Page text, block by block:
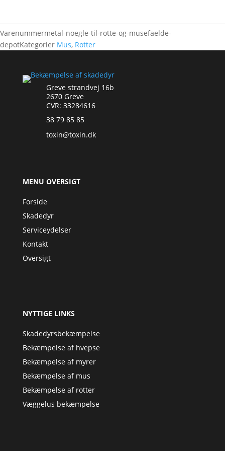
Varenummermetal-noegle-til-rotte-og-musefaelde-
depotKategorier Mus, Rotter
Greve strandvej 16b
2670 Greve
CVR: 33284616
38 79 85 85
toxin@toxin.dk
MENU OVERSIGT
Forside
Skadedyr
Serviceydelser
Kontakt
Oversigt
NYTTIGE LINKS
Skadedyrsbekæmpelse
Bekæmpelse af hvepse
Bekæmpelse af myrer
Bekæmpelse af mus
Bekæmpelse af rotter
Væggelus bekæmpelse